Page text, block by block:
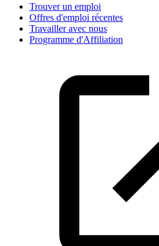
Trouver un emploi
Offres d'emploi récentes
Travailler avec nous
Programme d'Affiliation